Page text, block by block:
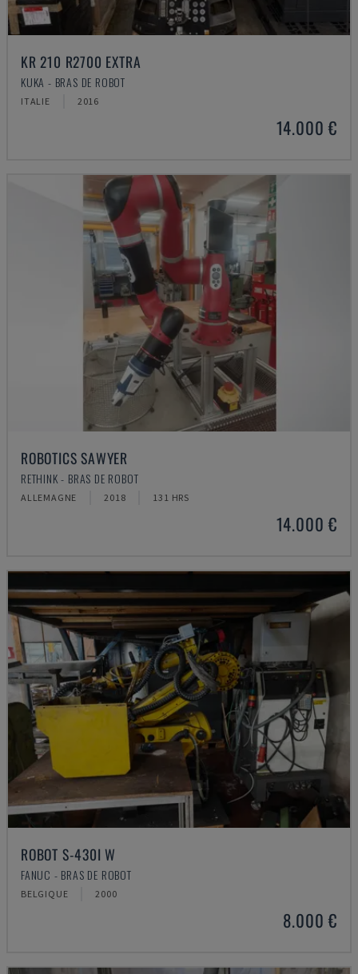
KR 210 R2700 EXTRA
KUKA - BRAS DE ROBOT
ITALIE 2016
14.000 €
ROBOTICS SAWYER
RETHINK - BRAS DE ROBOT
ALLEMAGNE 2018 131 HRS
14.000 €
ROBOT S-430I W
FANUC - BRAS DE ROBOT
BELGIQUE 2000
8.000 €